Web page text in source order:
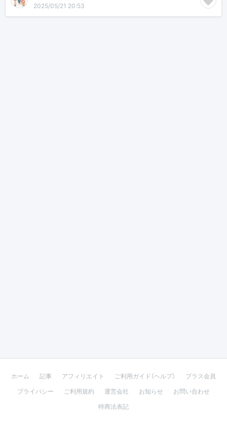
2025/05/21 20:53
ホーム 記事 アフィリエイト ご利用ガイド（ヘルプ）
プラス会員
プライバシー
ご利用規約 運営会社 お知らせ
お問い合わせ
特商法表記